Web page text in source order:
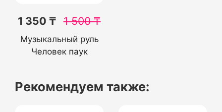
1 350 ₸ 1 500₸
Музыкальный руль
Человек паук
Рекомендуем также: